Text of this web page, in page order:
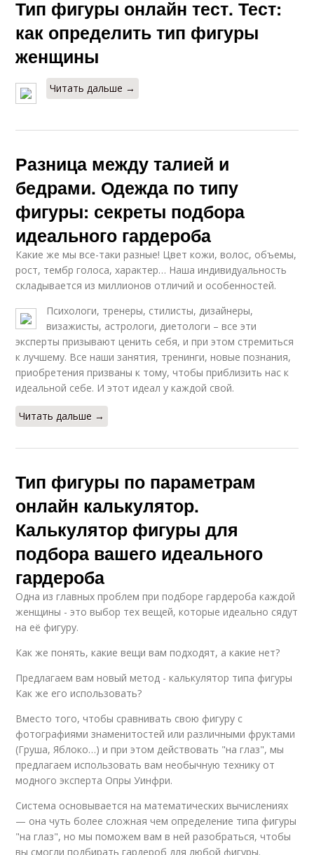
Тип фигуры онлайн тест. Тест:
как определить тип фигуры
женщины
Читать дальше →
Разница между талией и
бедрами. Одежда по типу
фигуры: секреты подбора
идеального гардероба
Какие же мы все-таки разные! Цвет кожи, волос, объемы,
рост, тембр голоса, характер… Наша индивидуальность
складывается из миллионов отличий и особенностей.
Психологи, тренеры, стилисты, дизайнеры,
визажисты, астрологи, диетологи – все эти
эксперты призывают ценить себя, и при этом стремиться
к лучшему. Все наши занятия, тренинги, новые познания,
приобретения призваны к тому, чтобы приблизить нас к
идеальной себе. И этот идеал у каждой свой.
Читать дальше →
Тип фигуры по параметрам
онлайн калькулятор.
Калькулятор фигуры для
подбора вашего идеального
гардероба
Одна из главных проблем при подборе гардероба каждой
женщины - это выбор тех вещей, которые идеально сядут
на её фигуру.
Как же понять, какие вещи вам подходят, а какие нет?
Предлагаем вам новый метод - калькулятор типа фигуры
Как же его использовать?
Вместо того, чтобы сравнивать свою фигуру с
фотографиями знаменитостей или различными фруктами
(Груша, Яблоко…) и при этом действовать "на глаз", мы
предлагаем использовать вам необычную технику от
модного эксперта Опры Уинфри.
Система основывается на математических вычислениях
— она чуть более сложная чем определение типа фигуры
"на глаз", но мы поможем вам в ней разобраться, чтобы
вы смогли подбирать гардероб для любой фигуры.